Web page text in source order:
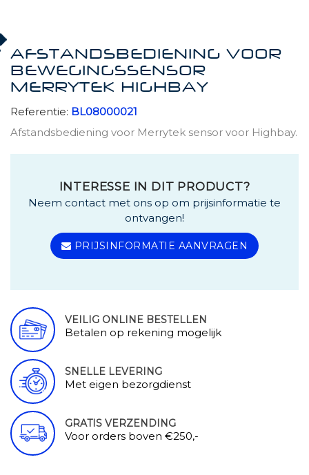
AFSTANDSBEDIENING VOOR
BEWEGINGSSENSOR
MERRYTEK HIGHBAY
Referentie: BL08000021
Afstandsbediening voor Merrytek sensor voor Highbay.
INTERESSE IN DIT PRODUCT?
Neem contact met ons op om prijsinformatie te
ontvangen!
PRIJSINFORMATIE AANVRAGEN
VEILIG ONLINE BESTELLEN
Betalen op rekening mogelijk
SNELLE LEVERING
Met eigen bezorgdienst
GRATIS VERZENDING
Voor orders boven €250,-